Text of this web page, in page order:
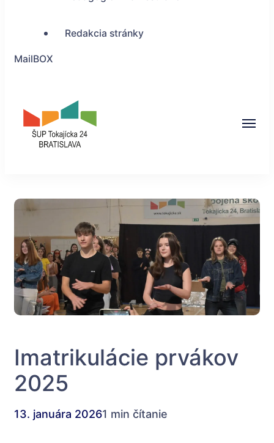
Redakcia stránky
MailBOX
Bratislava
Imatrikulácie prvákov
2025
13. januára 20261 min čítanie